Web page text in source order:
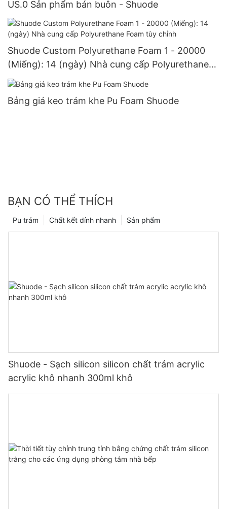
US.0 Sản phẩm bán buôn - Shuode
Shuode Custom Polyurethane Foam 1 - 20000
(Miếng): 14 (ngày) Nhà cung cấp Polyurethane
Foam tùy chỉnh
Bảng giá keo trám khe Pu Foam Shuode
BẠN CÓ THỂ THÍCH
Sản phẩm
Chất kết dính nhanh
Pu trám
Shuode - Sạch silicon silicon chất trám acrylic
acrylic khô nhanh 300ml khô